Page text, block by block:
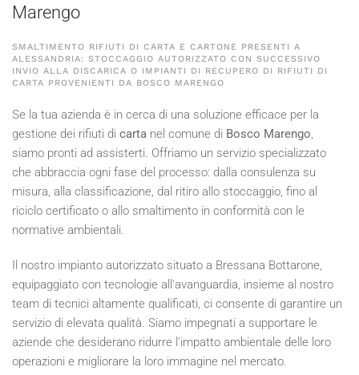
Marengo
SMALTIMENTO RIFIUTI DI CARTA E CARTONE PRESENTI A
ALESSANDRIA: STOCCAGGIO AUTORIZZATO CON SUCCESSIVO
INVIO ALLA DISCARICA O IMPIANTI DI RECUPERO DI RIFIUTI DI
CARTA PROVENIENTI DA BOSCO MARENGO
Se la tua azienda è in cerca di una soluzione efficace per la
gestione dei rifiuti di carta nel comune di Bosco Marengo,
siamo pronti ad assisterti. Offriamo un servizio specializzato
che abbraccia ogni fase del processo: dalla consulenza su
misura, alla classificazione, dal ritiro allo stoccaggio, fino al
riciclo certificato o allo smaltimento in conformità con le
normative ambientali.
Il nostro impianto autorizzato situato a Bressana Bottarone,
equipaggiato con tecnologie all'avanguardia, insieme al nostro
team di tecnici altamente qualificati, ci consente di garantire un
servizio di elevata qualità. Siamo impegnati a supportare le
aziende che desiderano ridurre l'impatto ambientale delle loro
operazioni e migliorare la loro immagine nel mercato.